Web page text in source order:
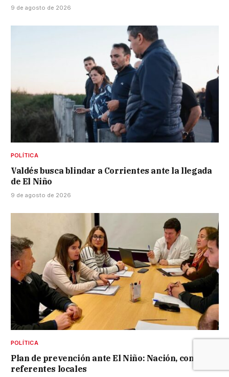
9 de agosto de 2026
POLÍTICA
Valdés busca blindar a Corrientes ante la llegada
de El Niño
9 de agosto de 2026
POLÍTICA
Plan de prevención ante El Niño: Nación, con
referentes locales